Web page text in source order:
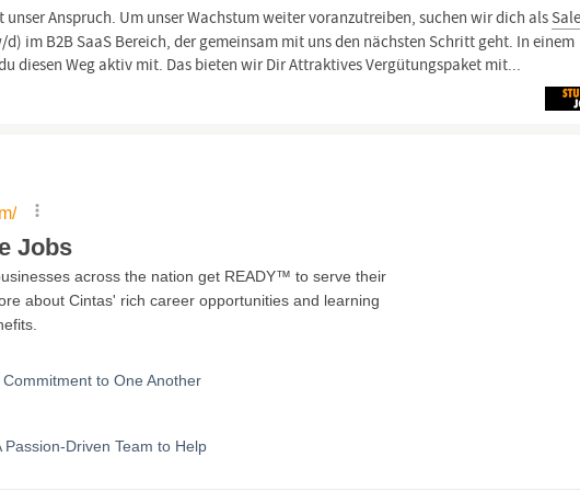
unser Anspruch. Um unser Wachstum weiter voranzutreiben, suchen wir dich als
im B2B SaaS Bereich, der gemeinsam mit uns den nächsten Schritt geht. In einem
diesen Weg aktiv mit. Das bieten wir Dir Attraktives Vergütungspaket mit...